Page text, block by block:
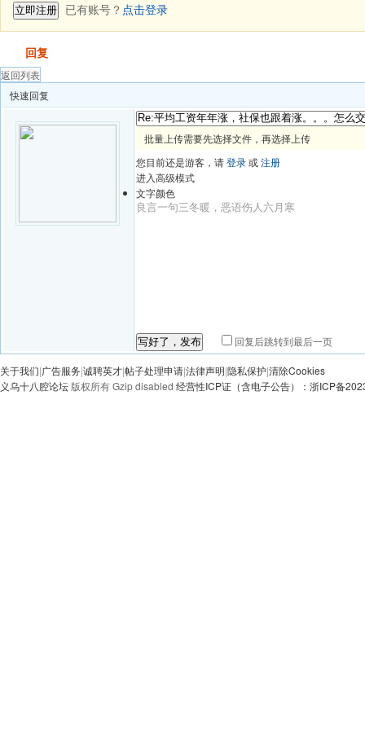
立即注册 已有账号？ 点击登录
回复
返回列表
快速回复
批量上传需要先选择文件，再选择上传
您目前还是游客，请登录或注册
进入高级模式
文字颜色
写好了，发布 回复后跳转到最后一页
关于我们|广告服务|诚聘英才|帖子处理申请|法律声明|隐私保护|清除Cookies
义乌十八腔论坛 版权所有 Gzip disabled 经营性ICP证（含电子公告）：浙ICP备